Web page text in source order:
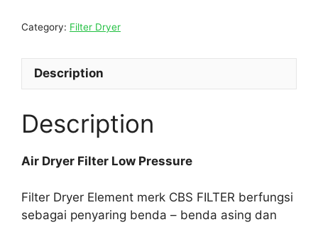
Category: Filter Dryer
Description
Description
Air Dryer Filter Low Pressure
Filter Dryer Element merk CBS FILTER berfungsi
sebagai penyaring benda – benda asing dan